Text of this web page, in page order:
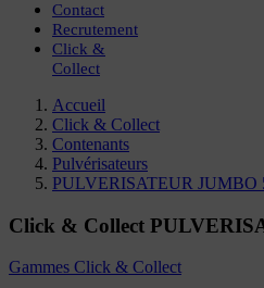
Contact
Recrutement
Click &
Collect
Accueil
Click & Collect
Contenants
Pulvérisateurs
PULVERISATEUR JUMBO
Click & Collect
Gammes Click & Collect